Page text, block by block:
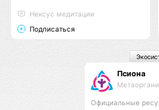
Нексус медитации
Подписаться
Псиона
Официальные